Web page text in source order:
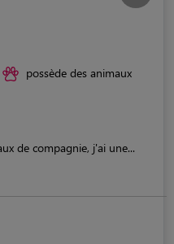
possède des animaux
de compagnie, j'ai une...